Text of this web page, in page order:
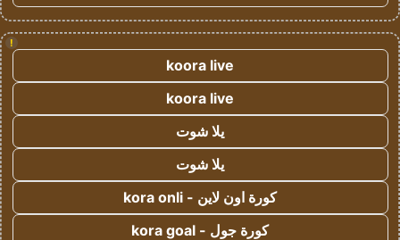
!
koora live
koora live
يلا شوت
يلا شوت
كورة اون لاين - kora onli
كورة جول - kora goal